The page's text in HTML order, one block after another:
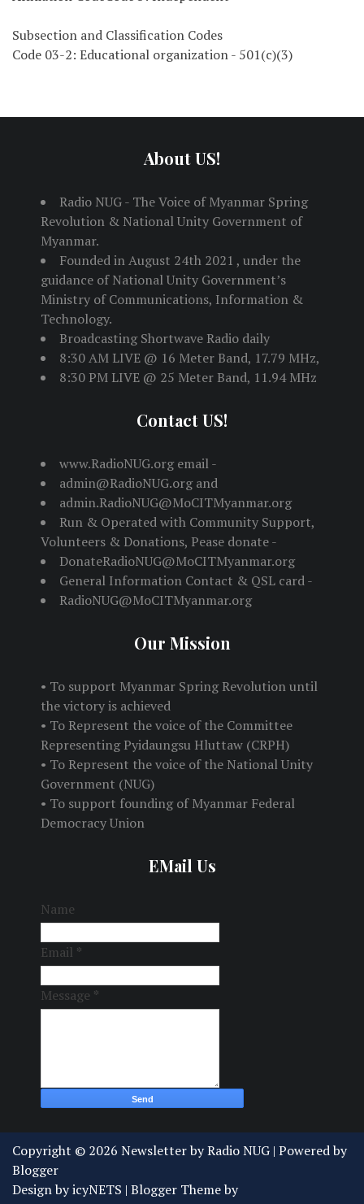
Subsection and Classification Codes
Code 03-2: Educational organization - 501(c)(3)
About US!
Radio NUG - The Voice of Myanmar Spring
Revolution & National Unity Government of
Myanmar.
Founded in August 24th 2021 , under the
guidance of National Unity Government’s
Ministry of Communications, Information &
Technology.
Broadcasting Shortwave Radio daily
8:30 AM LIVE @ 16 Meter Band, 17.79 MHz,
8:30 PM LIVE @ 25 Meter Band, 11.94 MHz
Contact US!
www.RadioNUG.org email -
admin@RadioNUG.org and
admin.RadioNUG@MoCITMyanmar.org
Run & Operated with Community Support,
Volunteers & Donations, Pease donate -
DonateRadioNUG@MoCITMyanmar.org
General Information Contact & QSL card -
RadioNUG@MoCITMyanmar.org
Our Mission
• To support Myanmar Spring Revolution until
the victory is achieved
• To Represent the voice of the Committee
Representing Pyidaungsu Hluttaw (CRPH)
• To Represent the voice of the National Unity
Government (NUG)
• To support founding of Myanmar Federal
Democracy Union
EMail Us
Name
Email *
Message *
Copyright © 2026 Newsletter by Radio NUG | Powered by
Blogger
Design byicyNETS | Blogger Theme by